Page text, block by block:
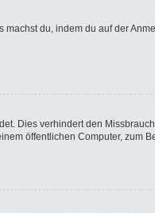
du, indem du auf der
Dies verhindert den
öffentlichen Computer, zum